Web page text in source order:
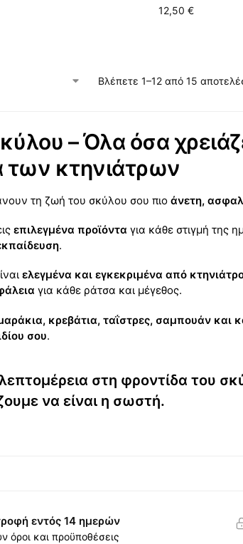
12,50 €
Βλέπετε 1–12 από 15
– Όλα όσα
των κτηνιάτρων
τη ζωή του σκύλου σου πιο άνετη,
επιλεγμένα προϊόντα για κάθε στιγμή της
.
ελεγμένα και εγκεκριμένα από
για κάθε ράτσα και μέγεθος.
κρεβάτια, ταΐστρες, σαμπουάν και
σου.
λεπτομέρεια στη φροντίδα του
να είναι η σωστή.
εντός 14 ημερών
όροι και προϋποθέσεις